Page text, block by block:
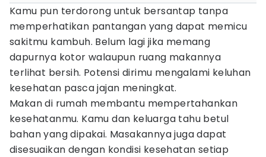
Kamu pun terdorong untuk bersantap tanpa
memperhatikan pantangan yang dapat memicu
sakitmu kambuh. Belum lagi jika memang
dapurnya kotor walaupun ruang makannya
terlihat bersih. Potensi dirimu mengalami keluhan
kesehatan pasca jajan meningkat.
Makan di rumah membantu mempertahankan
kesehatanmu. Kamu dan keluarga tahu betul
bahan yang dipakai. Masakannya juga dapat
disesuaikan dengan kondisi kesehatan setiap